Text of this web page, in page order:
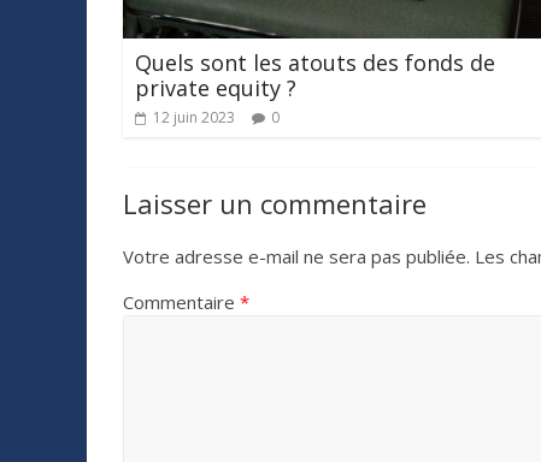
Quels sont les atouts des fonds de
private equity ?
12 juin 2023 0
Laisser un commentaire
Votre adresse e-mail ne sera pas publiée. Les
Commentaire *